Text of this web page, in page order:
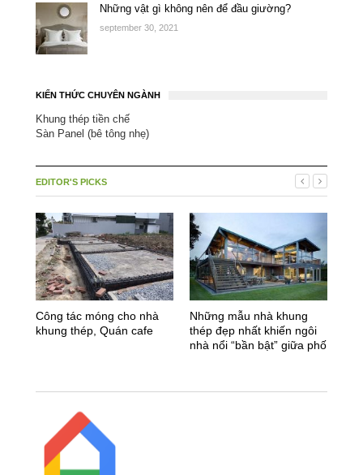
Những vật gì không nên để đầu giường?
september 30, 2021
KIẾN THỨC CHUYÊN NGÀNH
Khung thép tiền chế
Sàn Panel (bê tông nhẹ)
EDITOR'S PICKS
Công tác móng cho nhà
khung thép, Quán cafe
Những mẫu nhà khung
thép đẹp nhất khiến ngôi
nhà nổi “bần bật” giữa phố